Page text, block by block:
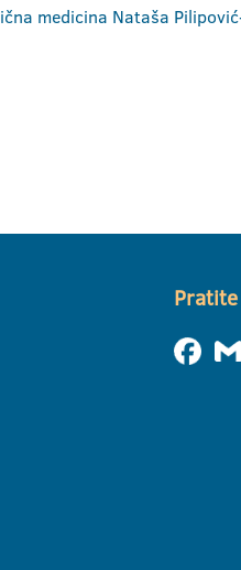
medicina Nataša